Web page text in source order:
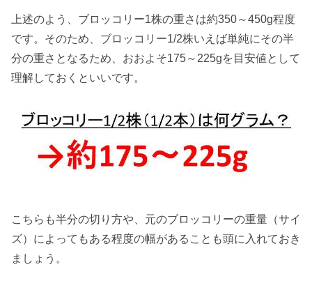
上述のよう、ブロッコリー1株の重さは約350～450g程度
です。そのため、ブロッコリー1/2株いえば単純にその半
分の重さとなるため、おおよそ175～225gを目安値として
理解しておくといいです。
こちらも半分の切り方や、元のブロッコリーの重量（サイ
ズ）によってもある程度の幅があることも頭に入れておき
ましょう。